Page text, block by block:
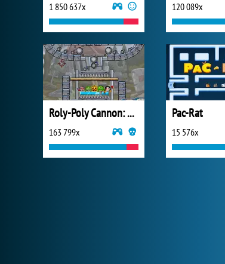
1 850 637x 120 089x
Roly-Poly Cannon: BMP 2
163 799x
Pac-Rat
15 576x